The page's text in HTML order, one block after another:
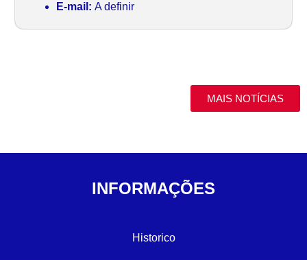
E-mail: A definir
MAIS NOTÍCIAS
INFORMAÇÕES
Historico